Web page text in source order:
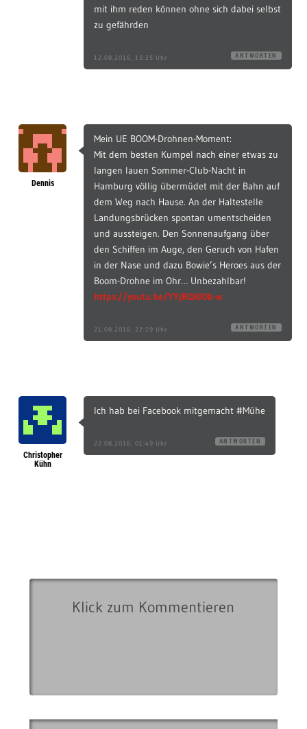
mit ihm reden können ohne sich dabei selbst
zu gefährden
12.08.2016, 15:25 Uhr ANTWORTEN
Dennis
Mein UE BOOM-Drohnen-Moment:
Mit dem besten Kumpel nach einer etwas zu
langen lauen Sommer-Club-Nacht in
Hamburg völlig übermüdet mit der Bahn auf
dem Weg nach Hause. An der Haltestelle
Landungsbrücken spontan umentscheiden
und aussteigen. Den Sonnenaufgang über
den Schiffen im Auge, den Geruch von Hafen
in der Nase und dazu Bowie’s Heroes aus der
Boom-Drohne im Ohr… Unbezahlbar!
https://youtu.be/YYjBQKIOb-w
21.08.2016, 22:19 Uhr ANTWORTEN
Christopher
Kühn
Ich hab bei Facebook mitgemacht #Mühe
22.08.2016, 01:49 Uhr ANTWORTEN